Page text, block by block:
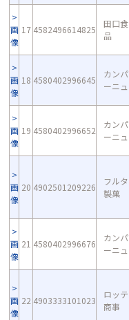
画
像
17 4582496614825
田口食
品
画
像
18 4580402996645
カンパ
ーニュ
画
像
19 4580402996652
カンパ
ーニュ
画
像
20 4902501209226
フルタ
製菓
画
像
21 4580402996676
カンパ
ーニュ
画
像
22 4903333101023
ロッテ
商事